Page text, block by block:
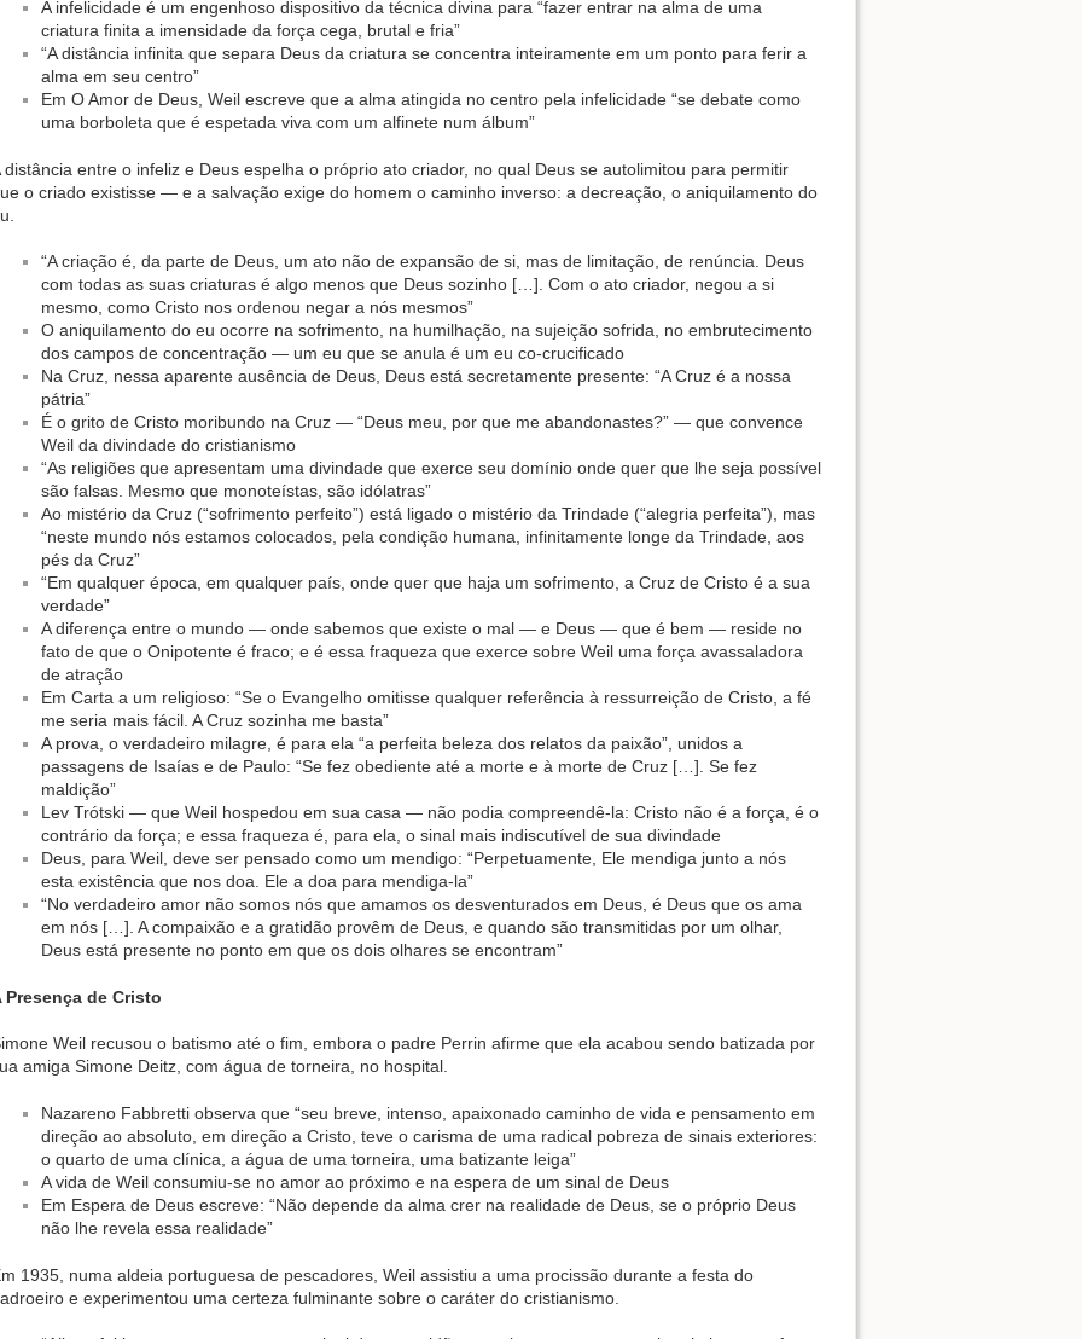
A infelicidade é um engenhoso dispositivo da técnica divina para “fazer entrar na alma de uma
criatura finita a imensidade da força cega, brutal e fria”
“A distância infinita que separa Deus da criatura se concentra inteiramente em um ponto para ferir a
alma em seu centro”
Em O Amor de Deus, Weil escreve que a alma atingida no centro pela infelicidade “se debate como
uma borboleta que é espetada viva com um alfinete num álbum”
distância entre o infeliz e Deus espelha o próprio ato criador, no qual Deus se autolimitou para permitir
o criado existisse — e a salvação exige do homem o caminho inverso: a decreação, o aniquilamento do
“A criação é, da parte de Deus, um ato não de expansão de si, mas de limitação, de renúncia. Deus
com todas as suas criaturas é algo menos que Deus sozinho […]. Com o ato criador, negou a si
mesmo, como Cristo nos ordenou negar a nós mesmos”
O aniquilamento do eu ocorre na sofrimento, na humilhação, na sujeição sofrida, no embrutecimento
dos campos de concentração — um eu que se anula é um eu co-crucificado
Na Cruz, nessa aparente ausência de Deus, Deus está secretamente presente: “A Cruz é a nossa
pátria”
É o grito de Cristo moribundo na Cruz — “Deus meu, por que me abandonastes?” — que convence
Weil da divindade do cristianismo
“As religiões que apresentam uma divindade que exerce seu domínio onde quer que lhe seja possível
são falsas. Mesmo que monoteístas, são idólatras”
Ao mistério da Cruz (“sofrimento perfeito”) está ligado o mistério da Trindade (“alegria perfeita”), mas
“neste mundo nós estamos colocados, pela condição humana, infinitamente longe da Trindade, aos
pés da Cruz”
“Em qualquer época, em qualquer país, onde quer que haja um sofrimento, a Cruz de Cristo é a sua
verdade”
A diferença entre o mundo — onde sabemos que existe o mal — e Deus — que é bem — reside no
fato de que o Onipotente é fraco; e é essa fraqueza que exerce sobre Weil uma força avassaladora
de atração
Em Carta a um religioso: “Se o Evangelho omitisse qualquer referência à ressurreição de Cristo, a fé
me seria mais fácil. A Cruz sozinha me basta”
A prova, o verdadeiro milagre, é para ela “a perfeita beleza dos relatos da paixão”, unidos a
passagens de Isaías e de Paulo: “Se fez obediente até a morte e à morte de Cruz […]. Se fez
maldição”
Lev Trótski — que Weil hospedou em sua casa — não podia compreendê-la: Cristo não é a força, é o
contrário da força; e essa fraqueza é, para ela, o sinal mais indiscutível de sua divindade
Deus, para Weil, deve ser pensado como um mendigo: “Perpetuamente, Ele mendiga junto a nós
esta existência que nos doa. Ele a doa para mendiga-la”
“No verdadeiro amor não somos nós que amamos os desventurados em Deus, é Deus que os ama
em nós […]. A compaixão e a gratidão provêm de Deus, e quando são transmitidas por um olhar,
Deus está presente no ponto em que os dois olhares se encontram”
Presença de Cristo
Weil recusou o batismo até o fim, embora o padre Perrin afirme que ela acabou sendo batizada por
amiga Simone Deitz, com água de torneira, no hospital.
Nazareno Fabbretti observa que “seu breve, intenso, apaixonado caminho de vida e pensamento em
direção ao absoluto, em direção a Cristo, teve o carisma de uma radical pobreza de sinais exteriores:
o quarto de uma clínica, a água de uma torneira, uma batizante leiga”
A vida de Weil consumiu-se no amor ao próximo e na espera de um sinal de Deus
Em Espera de Deus escreve: “Não depende da alma crer na realidade de Deus, se o próprio Deus
não lhe revela essa realidade”
1935, numa aldeia portuguesa de pescadores, Weil assistiu a uma procissão durante a festa do
e experimentou uma certeza fulminante sobre o caráter do cristianismo.